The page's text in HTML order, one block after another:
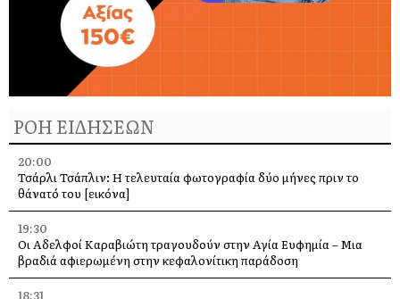
ΡΟΗ ΕΙΔΗΣΕΩΝ
20:00
Τσάρλι Τσάπλιν: Η τελευταία φωτογραφία δύο μήνες πριν το
θάνατό του [εικόνα]
19:30
Οι Αδελφοί Καραβιώτη τραγουδούν στην Αγία Ευφημία – Μια
βραδιά αφιερωμένη στην κεφαλονίτικη παράδοση
18:31